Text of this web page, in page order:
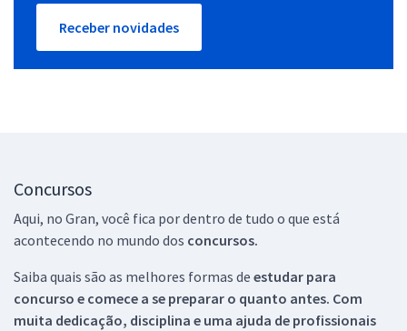
Receber novidades
Concursos
Aqui, no Gran, você fica por dentro de tudo o que está
acontecendo no mundo dos concursos.
Saiba quais são as melhores formas de estudar para
concurso e comece a se preparar o quanto antes. Com
muita dedicação, disciplina e uma ajuda de profissionais